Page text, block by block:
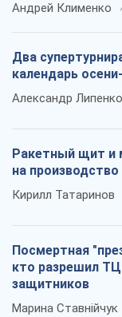
Андрей Клименко
Два
календарь
Александр Липенко
Ракетный щит и
на
Кирилл Татаринов
Посмертная
кто разрешил
защитников
Марина Ставнійчук